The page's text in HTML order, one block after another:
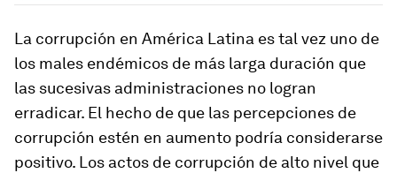
La corrupción en América Latina es tal vez uno de
los males endémicos de más larga duración que
las sucesivas administraciones no logran
erradicar. El hecho de que las percepciones de
corrupción estén en aumento podría considerarse
positivo. Los actos de corrupción de alto nivel que